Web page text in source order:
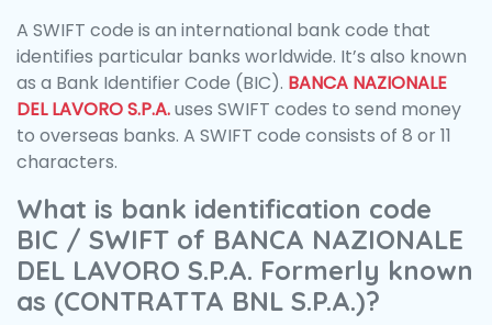
A SWIFT code is an international bank code that
identifies particular banks worldwide. It’s also known
as a Bank Identifier Code (BIC). BANCA NAZIONALE
DEL LAVORO S.P.A.uses SWIFT codes to send money
to overseas banks. A SWIFT code consists of 8 or 11
characters.
What is bank identification code
BIC / SWIFT of BANCA NAZIONALE
DEL LAVORO S.P.A. Formerly known
as (CONTRATTA BNL S.P.A.)?